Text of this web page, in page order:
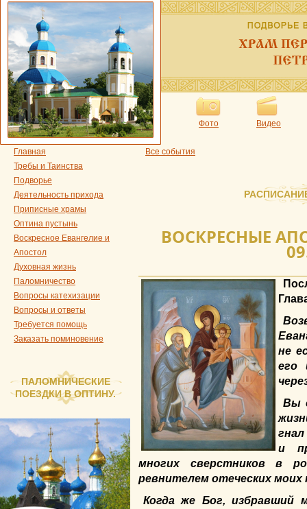
Фото Видео
Главная
Требы и Таинства
Подворье
Деятельность прихода
Приписные храмы
Оптина пустынь
Воскресное Евангелие и
Апостол
Духовная жизнь
Паломничество
Вопросы катехизации
Вопросы и ответы
Требуется помощь
Заказать поминовение
ПАЛОМНИЧЕСКИЕ
ПОЕЗДКИ В ОПТИНУ.
Все события
ВОСКРЕСНЫЕ
не
его
Вы
и
многих сверстников в
ревнителем отеческих моих
Когда же Бог,